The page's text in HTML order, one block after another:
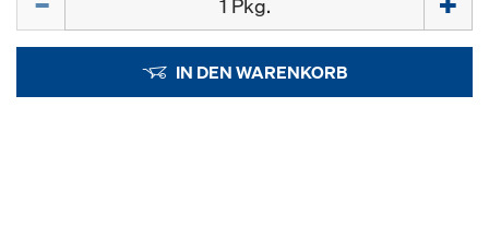
IN DEN WARENKORB